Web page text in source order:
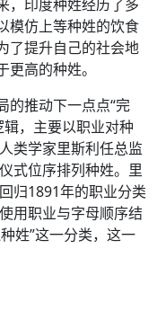
，印度种姓经历了多
仿上等种姓的饮食
了提升自己的社会地
高的种姓。
的推动下一点点“完
，主要以职业对种
类学家里斯利任总监
式位序排列种姓。里
归1891年的职业分类
用职业与字母顺序结
姓”这一分类，这一